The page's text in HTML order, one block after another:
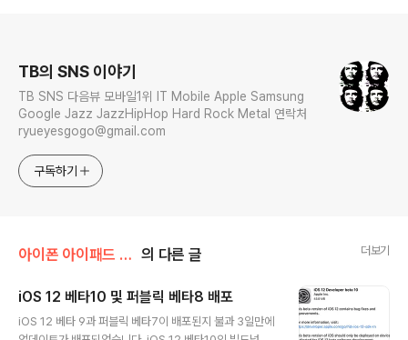
TB의 SNS 이야기
TB SNS 다음뷰 모바일1위 IT Mobile Apple Samsung
Google Jazz JazzHipHop Hard Rock Metal 연락처
ryueyesgogo@gmail.com
구독하기
아이폰 아이패드 강좌 의 다른 글 더보기
iOS 12 베타10 및 퍼블릭 베타8 배포
iOS 12 베타 9과 퍼블릭 베타7이 배포된지 불과 3일만에